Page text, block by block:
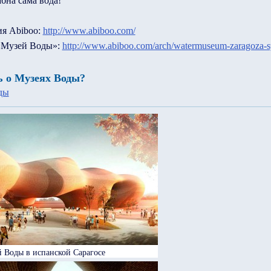
Abiboo: http://www.abiboo.com/
Воды»: http://www.abiboo.com/arch/watermuseum-zaragoza-
о Музеях Воды?
Воды в испанской Сарагосе